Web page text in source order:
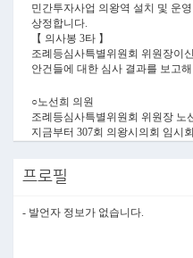
민간투자사업 의왕역 설치 및 운
상정합니다.
【 의사봉 3타 】
조례등심사특별위원회 위원장이
안건들에 대한 심사 결과를 보고
○노선희 의원
조례등심사특별위원회 위원장 노
지금부터 307회 의왕시의회 임시
정조례안 등 13건에 대하여 심사
다음은 시장 제출 안건에 대한 심
프로필
- 발언자 정보가 없습니다.